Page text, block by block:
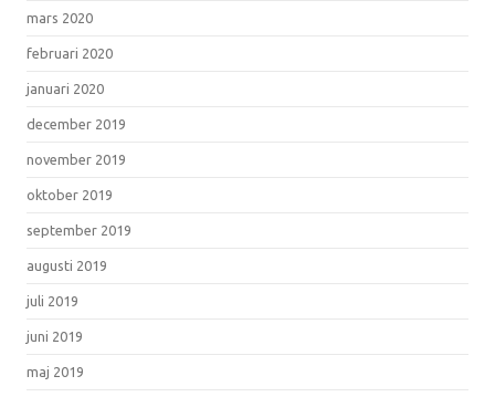
mars 2020
februari 2020
januari 2020
december 2019
november 2019
oktober 2019
september 2019
augusti 2019
juli 2019
juni 2019
maj 2019